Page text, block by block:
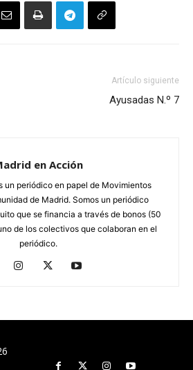
Artículo siguiente
Ayusadas N.º 7
en Acción
un periódico en papel de Movimientos
de Madrid. Somos un periódico
que se financia a través de bonos (50
de los colectivos que colaboran en el
periódico.